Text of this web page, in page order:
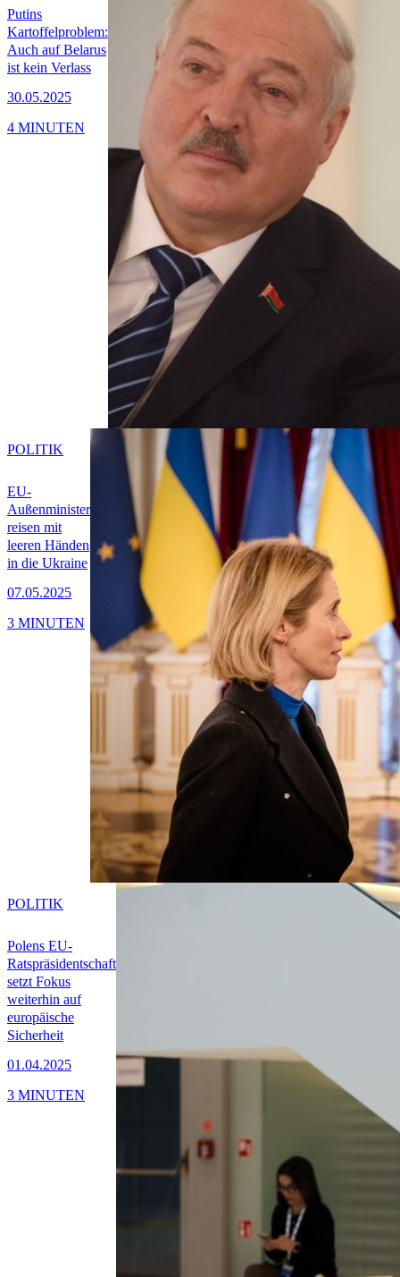
Putins
Kartoffelproblem:
Auch auf Belarus
ist kein Verlass
30.05.2025
4 MINUTEN
EU-
Außenminister
reisen mit
leeren Händen
in die Ukraine
07.05.2025
POLITIK
3 MINUTEN
Polens EU-
Ratspräsidentschaft
setzt Fokus
weiterhin auf
europäische
Sicherheit
01.04.2025
POLITIK
3 MINUTEN